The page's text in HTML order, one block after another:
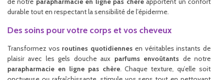
durable tout en respectant la sensibilité de l’épiderme.
Des soins pour votre corps et vos cheveux
Transformez vos routines quotidiennes en véritables instants de
plaisir avec les gels douche aux parfums envoûtants de notre
parapharmacie en ligne pas chère. Chaque texture, qu’elle soit